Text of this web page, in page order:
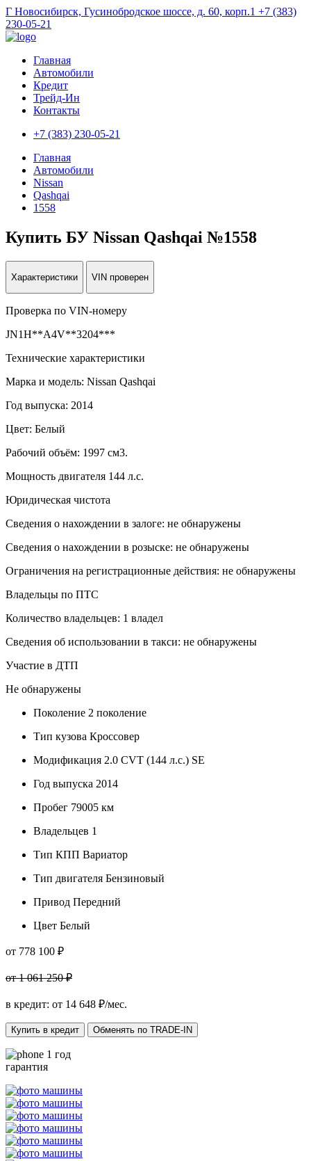
Г Новосибирск, Гусинобродское шоссе, д. 60, корп.1 +7 (383)
230-05-21
Главная
Автомобили
Кредит
Трейд-Ин
Контакты
+7 (383) 230-05-21
Главная
Автомобили
Nissan
Qashqai
1558
Купить БУ Nissan Qashqai №1558
Характеристики VIN проверен
Проверка по VIN-номеру
JN1H**A4V**3204***
Технические характеристики
Марка и модель: Nissan Qashqai
Год выпуска: 2014
Цвет: Белый
Рабочий объём: 1997 см3.
Мощность двигателя 144 л.с.
Юридическая чистота
Сведения о нахождении в залоге: не обнаружены
Сведения о нахождении в розыске: не обнаружены
Ограничения на регистрационные действия: не обнаружены
Владельцы по ПТС
Количество владельцев: 1 владел
Сведения об использовании в такси: не обнаружены
Участие в ДТП
Не обнаружены
Поколение 2 поколение
Тип кузова Кроссовер
Модификация 2.0 CVT (144 л.с.) SE
Год выпуска 2014
Пробег 79005 км
Владельцев 1
Тип КПП Вариатор
Тип двигателя Бензиновый
Привод Передний
Цвет Белый
от 778 100 ₽
от 1 061 250 ₽
в кредит: от 14 648 ₽/мес.
Купить в кредит Обменять по TRADE-IN
1 год
гарантия